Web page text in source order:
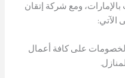
ومع شركة إتقان
على كافة أعمال